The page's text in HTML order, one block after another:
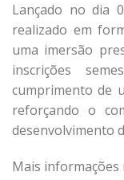
Lançado no dia
realizado em
uma imersão
inscrições
cumprimento de
reforçando o
desenvolvimento
Mais informações